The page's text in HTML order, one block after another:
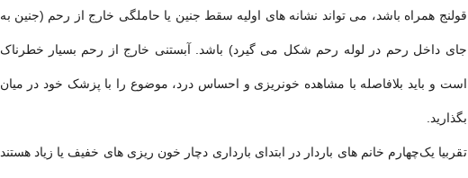
قولنج همراه باشد، می تواند نشانه های اولیه سقط جنین یا حاملگی خارج از رحم (جنین به
جای داخل رحم در لوله رحم شکل می گیرد) باشد. آبستنی خارج از رحم بسیار خطرناک
است و باید بلافاصله با مشاهده خونریزی و احساس درد، موضوع را با پزشک خود در میان
بگذارید.
تقربیا یک‌‌چهارم خانم های باردار در ابتدای بارداری دچار خون ریزی های خفیف یا زیاد هستند